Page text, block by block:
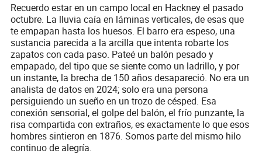
Recuerdo estar en un campo local en Hackney el pasado
octubre. La lluvia caía en láminas verticales, de esas que
te empapan hasta los huesos. El barro era espeso, una
sustancia parecida a la arcilla que intenta robarte los
zapatos con cada paso. Pateé un balón pesado y
empapado, del tipo que se siente como un ladrillo, y por
un instante, la brecha de 150 años desapareció. No era un
analista de datos en 2024; solo era una persona
persiguiendo un sueño en un trozo de césped. Esa
conexión sensorial, el golpe del balón, el frío punzante, la
risa compartida con extraños, es exactamente lo que esos
hombres sintieron en 1876. Somos parte del mismo hilo
continuo de alegría.